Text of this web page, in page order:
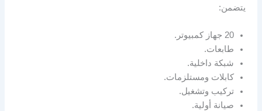
يتضمن:
20 جهاز كمبيوتر.
طابعات.
شبكة داخلية.
كابلات ومستلزمات.
تركيب وتشغيل.
صيانة أولية.